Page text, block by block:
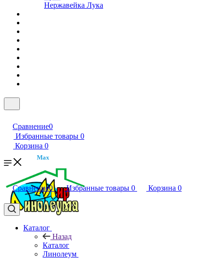
Нержавейка Лука
Сравнение0
Избранные товары 0
Корзина 0
Max
Сравнение0 Избранные товары 0 Корзина 0
Каталог
Назад
Каталог
Линолеум